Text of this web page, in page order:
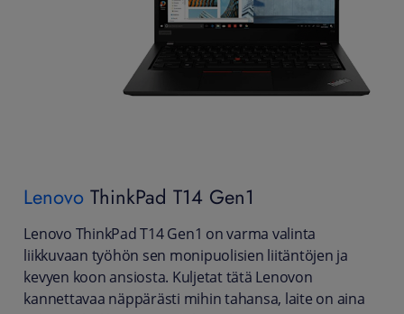
Lenovo ThinkPad T14 Gen1
Lenovo ThinkPad T14 Gen1 on varma valinta
liikkuvaan työhön sen monipuolisien liitäntöjen ja
kevyen koon ansiosta. Kuljetat tätä Lenovon
kannettavaa näppärästi mihin tahansa, laite on aina